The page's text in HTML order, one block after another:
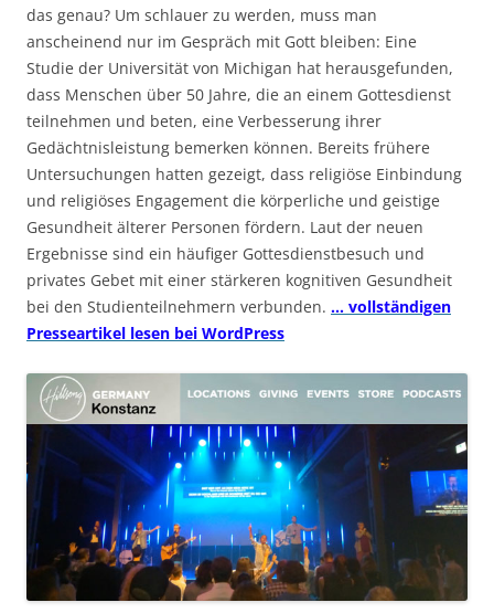
das genau? Um schlauer zu werden, muss man
anscheinend nur im Gespräch mit Gott bleiben: Eine
Studie der Universität von Michigan hat herausgefunden,
dass Menschen über 50 Jahre, die an einem Gottesdienst
teilnehmen und beten, eine Verbesserung ihrer
Gedächtnisleistung bemerken können. Bereits frühere
Untersuchungen hatten gezeigt, dass religiöse Einbindung
und religiöses Engagement die körperliche und geistige
Gesundheit älterer Personen fördern. Laut der neuen
Ergebnisse sind ein häufiger Gottesdienstbesuch und
privates Gebet mit einer stärkeren kognitiven Gesundheit
bei den Studienteilnehmern verbunden. … vollständigen
Presseartikel lesen bei WordPress